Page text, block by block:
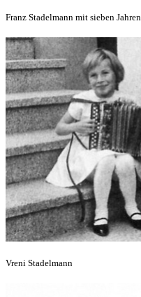
Franz Stadelmann mit sieben Jahren
Vreni Stadelmann